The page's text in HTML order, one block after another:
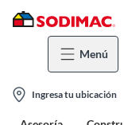
Menú
location-
icon
Ingresa tu ubicación